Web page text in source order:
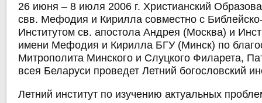
26 июня – 8 июля 2006 г. Христианский
свв. Мефодия и Кирилла совместно с
Институтом св. апостола Андрея (Москва) и
имени Мефодия и Кирилла БГУ (Минск) по
Митрополита Минского и Слуцкого Филарета,
всея Беларуси проведет Летний богословский
Летний институт по изучению актуальных